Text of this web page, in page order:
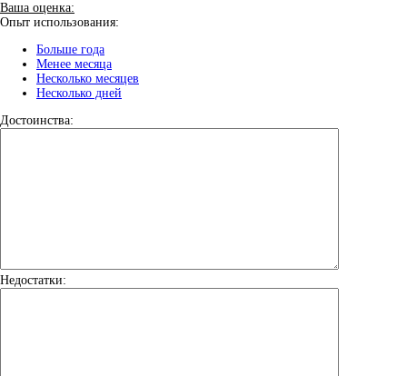
Ваша оценка:
Опыт использования:
Больше года
Менее месяца
Несколько месяцев
Несколько дней
Достоинства:
Недостатки: